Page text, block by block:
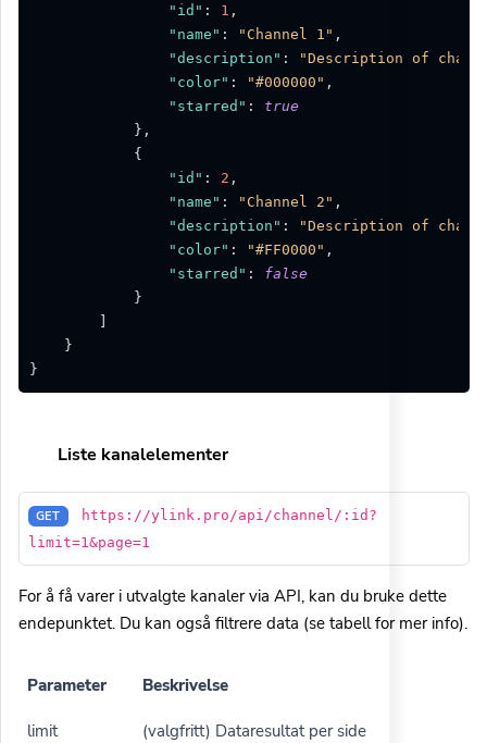
"id" : 1 ,
"name" : "Channel 1" ,
"description" :
"Description of
"color" : "#000000" ,
"starred" :
true
} ,
{
"id" : 2 ,
"name" : "Channel 2" ,
"description" :
"Description of
"color" : "#FF0000" ,
"starred" :
false
}
}
}
Liste kanalelementer
GET
https://ylink.pro/api/channel/:id?
limit=1&page=1
For å få varer i utvalgte kanaler via API, kan du bruke dette
endepunktet. Du kan også filtrere data (se tabell for mer info).
Parameter Beskrivelse
limit (valgfritt) Dataresultat per side